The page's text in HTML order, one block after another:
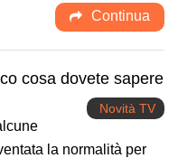
Continua
cosa dovete sapere
Novità TV
la normalità per